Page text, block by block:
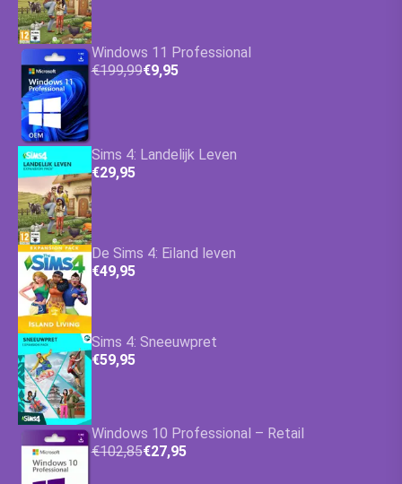
Windows 11 Professional
€199,99€9,95
Sims 4: Landelijk Leven
€29,95
De Sims 4: Eiland leven
€49,95
Sims 4: Sneeuwpret
€59,95
Windows 10 Professional – Retail
€102,85€27,95